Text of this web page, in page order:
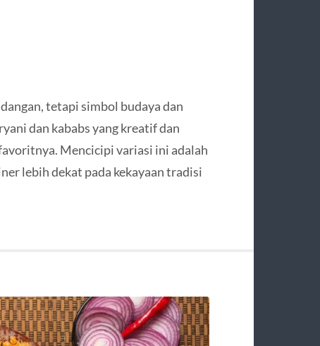
tetapi simbol budaya dan
dan kababs yang kreatif dan
Mencicipi variasi ini adalah
lebih dekat pada kekayaan tradisi